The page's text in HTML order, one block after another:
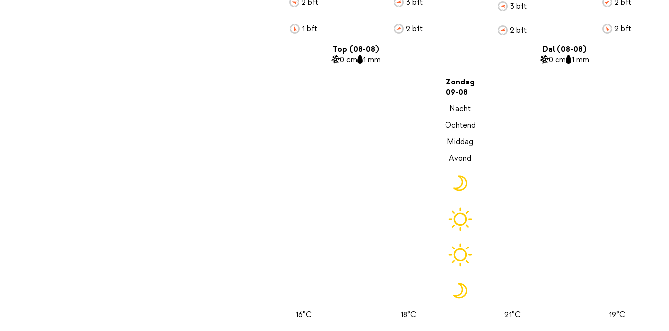
2 bft
1 bft
3 bft
2 bft
3 bft
2 bft
2 bft
2 bft
Top (08-08)
0 cm 1 mm
Dal (08-08)
0 cm 1 mm
Zondag
09-08
Nacht
Ochtend
Middag
Avond
16°C 18°C 21°C 19°C